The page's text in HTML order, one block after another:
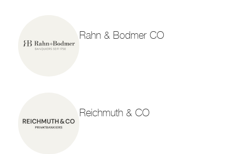
Rahn & Bodmer CO
Reichmuth & CO